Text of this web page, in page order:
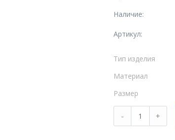
Наличие:
Артикул:
Тип изделия
Материал
Размер